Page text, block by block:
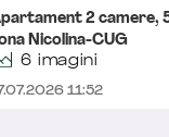
2 camere,
Nicolina-CUG
6 imagini
11:52